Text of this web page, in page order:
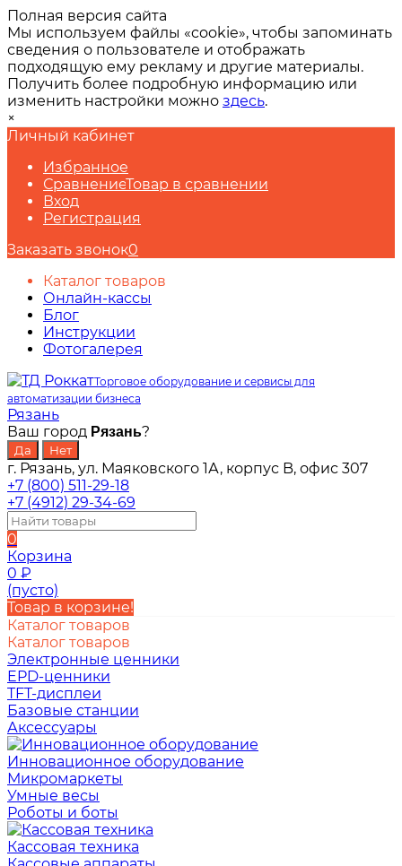
Полная версия сайта
Мы используем файлы «cookie», чтобы запоминать
сведения о пользователе и отображать
подходящую ему рекламу и другие материалы.
Получить более подробную информацию или
изменить настройки можно здесь.
×
Личный кабинет
Избранное
СравнениеТовар в сравнении
Вход
Регистрация
Заказать звонок0
Каталог товаров
Онлайн-кассы
Блог
Инструкции
Фотогалерея
Торговое оборудование и сервисы для
автоматизации бизнеса
Рязань
Ваш город Рязань?
г. Рязань, ул. Маяковского 1А, корпус B, офис 307
+7 (800) 511-29-18
+7 (4912) 29-34-69
0
Корзина
0 ₽
(пусто)
Товар в корзине!
Каталог товаров
Каталог товаров
Электронные ценники
EPD-ценники
TFT-дисплеи
Базовые станции
Аксессуары
Инновационное оборудование
Микромаркеты
Умные весы
Роботы и боты
Кассовая техника